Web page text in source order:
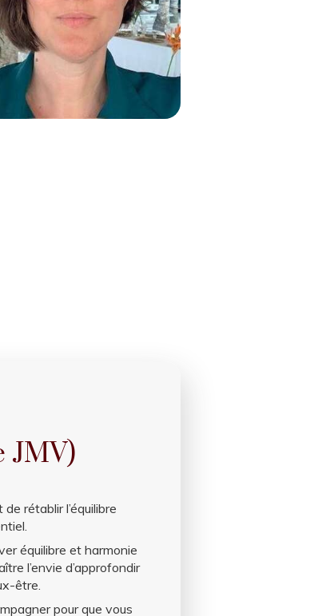
JMV)
rétablir l’équilibre
équilibre et harmonie
l’envie d’approfondir
être.
pour que vous